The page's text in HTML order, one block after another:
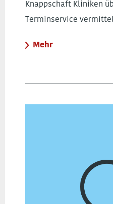
Knappschaft Kliniken
Terminservice
Mehr